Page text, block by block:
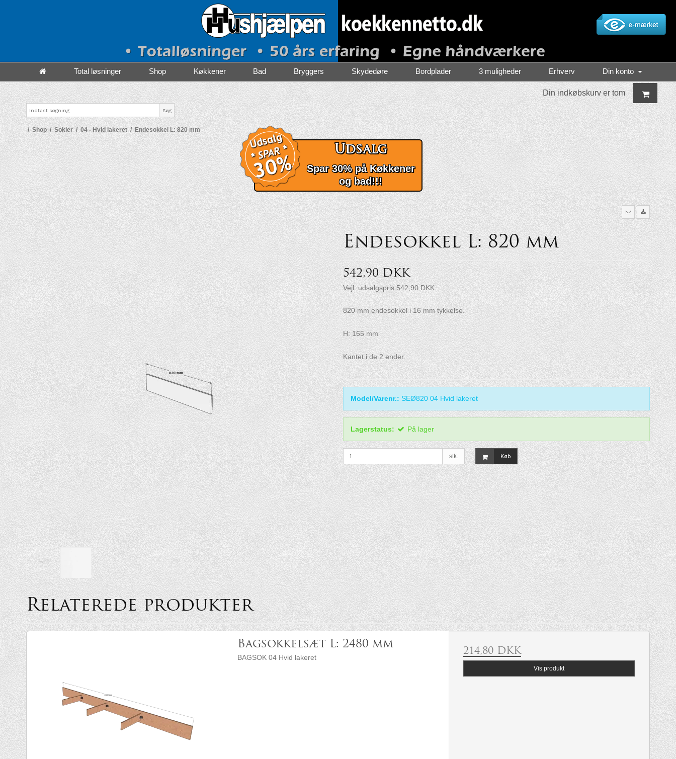
Total løsninger Shop Køkkener Bad Bryggers Skydedøre Bordplader 3 muligheder Erhverv Din konto
Din indkøbskurv er tom
Søg
/ Shop / Sokler / 04 - Hvid lakeret / Endesokkel L: 820 mm
Udsalg
Spar 30% på Køkkener
og bad!!!
Endesokkel L: 820 mm
542,90 DKK
Vejl. udsalgspris 542,90 DKK
820 mm endesokkel i 16 mm tykkelse.
H: 165 mm
Kantet i de 2 ender.
Model/Varenr.: SEØ820 04 Hvid lakeret
Lagerstatus: På lager
stk. Køb
Relaterede produkter
Bagsokkelsæt L: 2480 mm
BAGSOK 04 Hvid lakeret
214,80 DKK
Vis produkt